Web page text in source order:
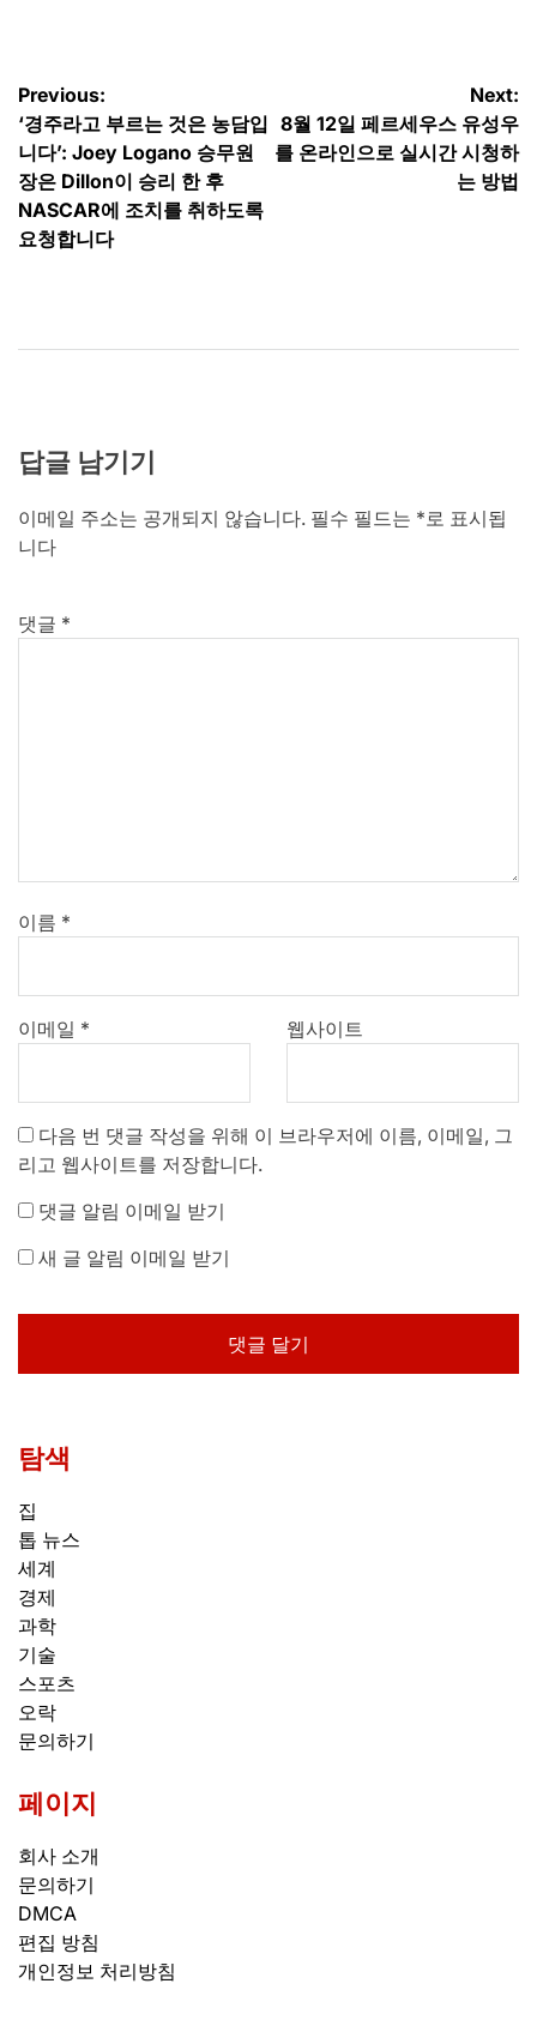
글
탐
색
Previous:
‘경주라고 부르는 것은 농담입
니다’: Joey Logano 승무원
장은 Dillon이 승리 한 후
NASCAR에 조치를 취하도록
요청합니다
Next:
8월 12일 페르세우스 유성우
를 온라인으로 실시간 시청하
는 방법
답글 남기기
이메일 주소는 공개되지 않습니다. 필수 필드는 *로 표시됩
니다
댓글 *
이름 *
이메일 * 웹사이트
다음 번 댓글 작성을 위해 이 브라우저에 이름, 이메일, 그
리고 웹사이트를 저장합니다.
댓글 알림 이메일 받기
새 글 알림 이메일 받기
탐색
집
톱 뉴스
세계
경제
과학
기술
스포츠
오락
문의하기
페이지
회사 소개
문의하기
DMCA
편집 방침
개인정보 처리방침